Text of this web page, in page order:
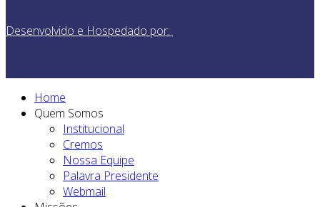
Desenvolvido e Hospedado por:
Home
Quem Somos
Institucional
Cremos
Nossa Equipe
Palavra Presidente
Webmail